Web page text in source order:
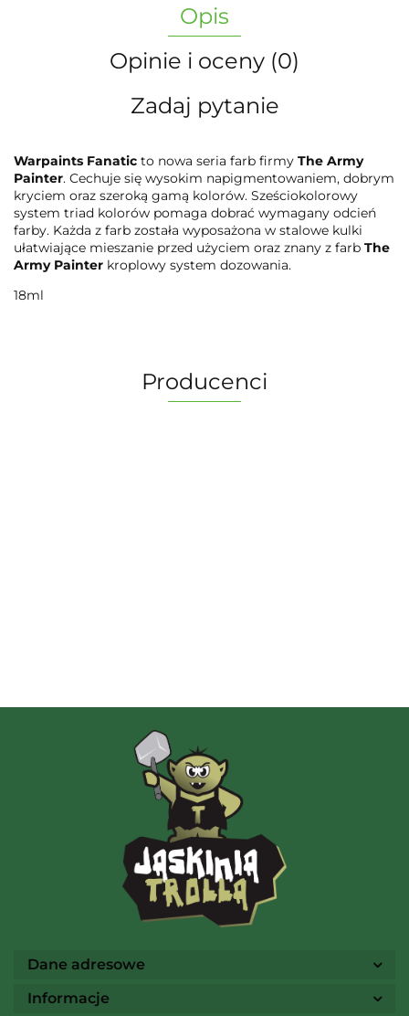
Opis
Opinie i oceny (0)
Zadaj pytanie
Warpaints Fanatic to nowa seria farb firmy The Army
Painter. Cechuje się wysokim napigmentowaniem, dobrym
kryciem oraz szeroką gamą kolorów. Sześciokolorowy
system triad kolorów pomaga dobrać wymagany odcień
farby. Każda z farb została wyposażona w stalowe kulki
ułatwiające mieszanie przed użyciem oraz znany z farb The
Army Painter kroplowy system dozowania.
18ml
Producenci
AMIGO Spiel
Ammo
Dane adresowe
Informacje